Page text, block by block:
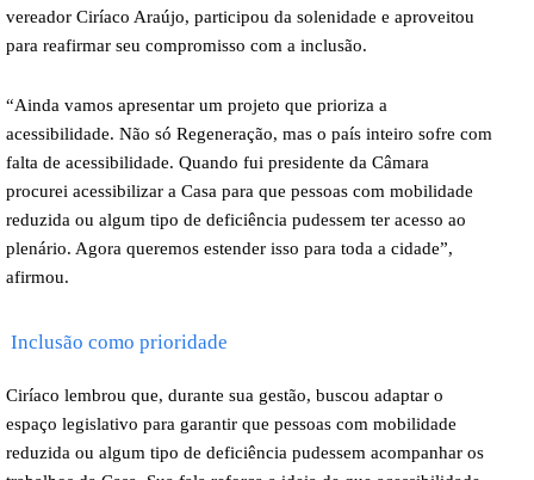
vereador Ciríaco Araújo, participou da solenidade e aproveitou
para reafirmar seu compromisso com a inclusão.
“Ainda vamos apresentar um projeto que prioriza a
acessibilidade. Não só Regeneração, mas o país inteiro sofre com
falta de acessibilidade. Quando fui presidente da Câmara
procurei acessibilizar a Casa para que pessoas com mobilidade
reduzida ou algum tipo de deficiência pudessem ter acesso ao
plenário. Agora queremos estender isso para toda a cidade”,
afirmou.
Inclusão como prioridade
Ciríaco lembrou que, durante sua gestão, buscou adaptar o
espaço legislativo para garantir que pessoas com mobilidade
reduzida ou algum tipo de deficiência pudessem acompanhar os